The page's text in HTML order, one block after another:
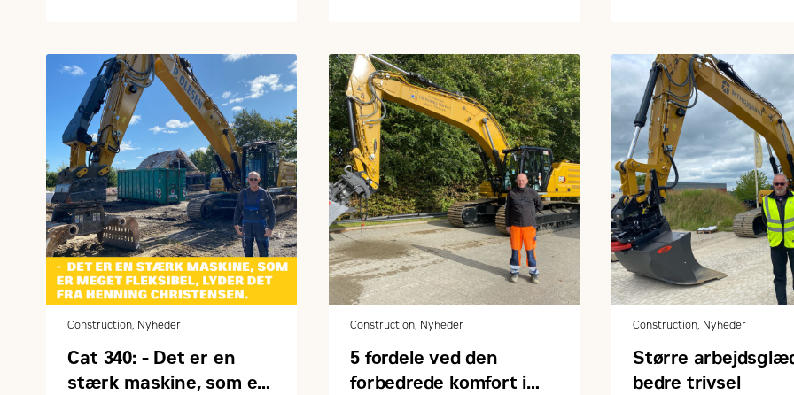
Construction, Nyheder
Cat 340: - Det er en
stærk maskine, som er
Construction, Nyheder
5 fordele ved den
forbedrede komfort i
Construction, Nyheder
Større
bedre trivsel